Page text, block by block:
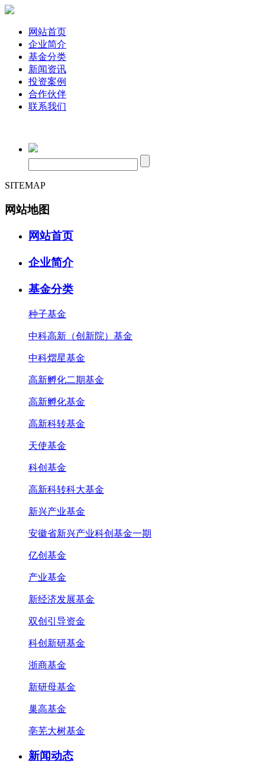
网站首页
企业简介
基金分类
新闻资讯
投资案例
合作伙伴
联系我们
SITEMAP
网站地图
网站首页
企业简介
基金分类
种子基金
中科高新（创新院）基金
中科熠星基金
高新孵化二期基金
高新孵化基金
高新科转基金
天使基金
科创基金
高新科转科大基金
新兴产业基金
安徽省新兴产业科创基金一期
亿创基金
产业基金
新经济发展基金
双创引导资金
科创新研基金
浙商基金
新研母基金
巢高基金
亳芜大树基金
新闻动态